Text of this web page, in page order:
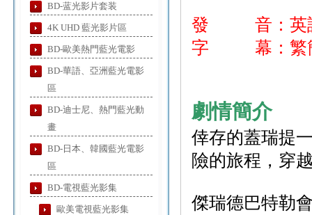
BD-蓝光影片套装
4K UHD 藍光影片區
BD-歐美熱門藍光電影
BD-華語、亞洲藍光電影
區
BD-迪士尼、熱門藍光動
畫
BD-日本、韓國藍光電影
區
BD-電視藍光影集
歐美電視藍光影集
發 音：英
字 幕：繁簡
劇情簡介
倖存的蓋瑞提
險的旅程，穿
傑瑞德巴特勒